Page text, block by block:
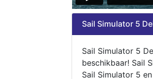
Sail Simulator 5
Sail Simulator 5
beschikbaar! Sail
Sail Simulator 5